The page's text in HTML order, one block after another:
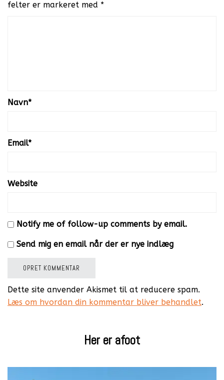
felter er markeret med *
Navn*
Email*
Website
Notify me of follow-up comments by email.
Send mig en email når der er nye indlæg
Dette site anvender Akismet til at reducere spam.
Læs om hvordan din kommentar bliver behandlet.
Her er afoot